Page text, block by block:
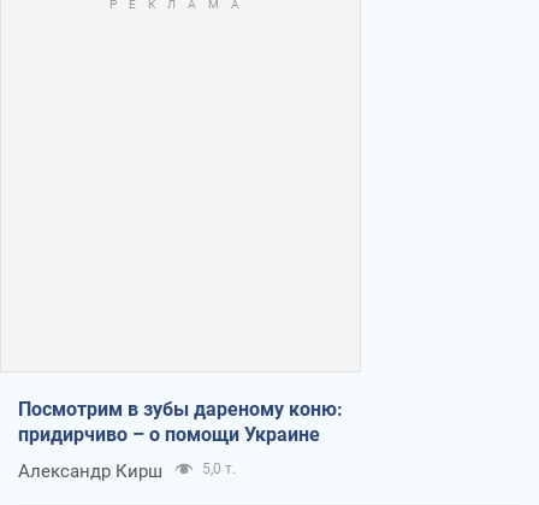
Посмотрим в зубы дареному коню:
придирчиво – о помощи Украине
Александр Кирш 5,0 т.